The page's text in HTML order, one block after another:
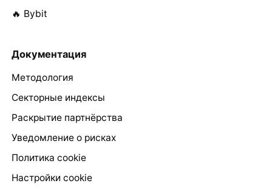
🔥 Bybit
Документация
Методология
Секторные индексы
Раскрытие партнёрства
Уведомление о рисках
Политика cookie
Настройки cookie